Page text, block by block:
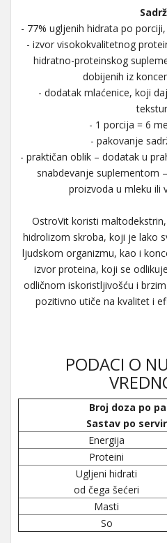
- 77% ugljenih hidrata po
- izvor visokokvalitetnog
hidratno-proteinskog
dobijenih iz
- dodatak mlaćenice, koji
- 1 porcija = 6
- pakovanje
- praktičan oblik – dodatak u
snabdevanje suplementom
proizvoda u mleku ili
OstroVit koristi
hidrolizom skroba, koji je lako
ljudskom organizmu, kao i
izvor proteina, koji se
odličnom iskoristljivošću i
pozitivno utiče na kvalitet i
PODACI O
Broj doza po
Sastav po
Energija
Proteini
Ugljeni hidrati
od čega šećeri
Masti
So